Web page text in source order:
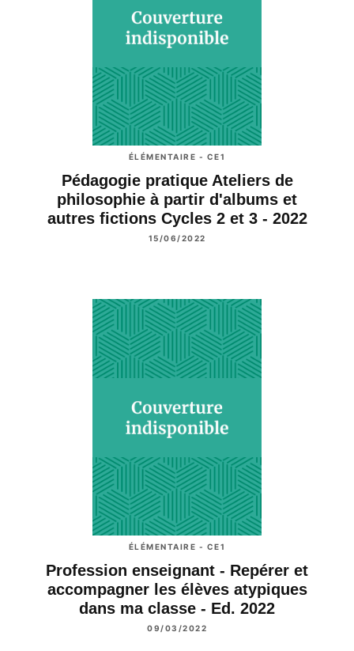
ÉLÉMENTAIRE - CE1
Pédagogie pratique Ateliers de
philosophie à partir d'albums et
autres fictions Cycles 2 et 3 - 2022
15/06/2022
ÉLÉMENTAIRE - CE1
Profession enseignant - Repérer et
accompagner les élèves atypiques
dans ma classe - Ed. 2022
09/03/2022